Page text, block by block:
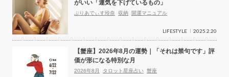
がいい「運気を下げているもの」
ぷりあでぃす玲奈 収納 開運マニュアル
LIFESTYLE 2025.2.20
【蟹座】2026年8月の運勢｜「それは禁句です」評
価が形になる特別な月
2026年8月 タロット星座占い 蟹座